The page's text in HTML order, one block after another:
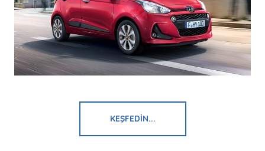
KEŞFEDIN...